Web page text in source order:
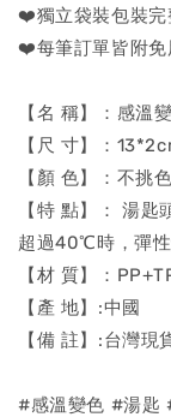
❤️獨立袋裝包裝
❤️每筆訂單皆附
【名 稱】：感溫
【尺 寸】：
【顏 色】：不挑
【特 點】： 湯
超過40℃時，彈
【材 質】：
【產 地】:中國
【備 註】:台灣現
#感溫變色 #湯匙